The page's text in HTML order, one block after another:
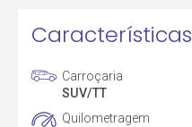
Características
Carroçaria
SUV/TT
Quilometragem